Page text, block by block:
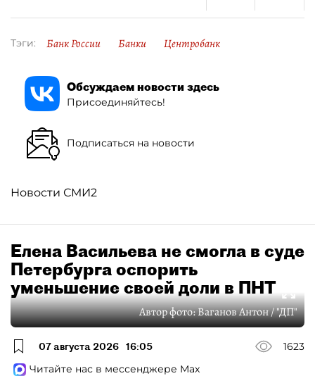
Тэги: Банк России Банки Центробанк
Обсуждаем новости здесь
Присоединяйтесь!
Подписаться на новости
Новости СМИ2
Елена Васильева не смогла в суде
Петербурга оспорить
уменьшение своей доли в ПНТ
Автор фото:Ваганов Антон / "ДП"
07 августа 2026 16:05
1623
Читайте нас в мессенджере Max